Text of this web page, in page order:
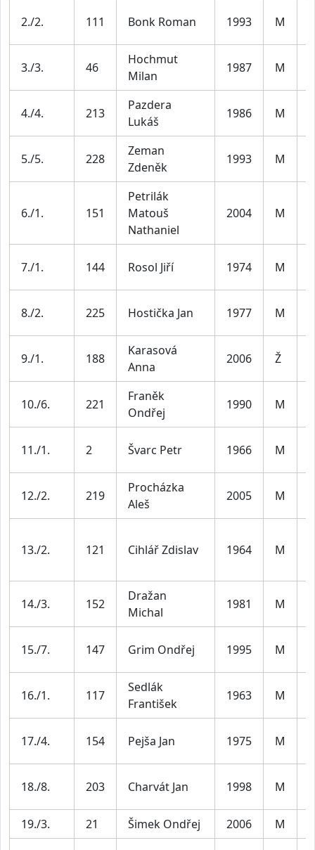
2./2. 111 Bonk Roman 1993 M
3./3. 46
Hochmut
Milan
1987 M
4./4. 213
Pazdera
Lukáš
1986 M
5./5. 228
Zeman
Zdeněk
1993 M
6./1. 151
Petrilák
Matouš
Nathaniel
2004 M
7./1. 144 Rosol Jiří 1974 M
8./2. 225 Hostička Jan 1977 M
9./1. 188
Karasová
Anna
2006 Ž
10./6. 221
Franěk
Ondřej
1990 M
11./1. 2 Švarc Petr 1966 M
12./2. 219
Procházka
Aleš
2005 M
13./2. 121 Cihlář Zdislav 1964 M
14./3. 152
Dražan
Michal
1981 M
15./7. 147 Grim Ondřej 1995 M
16./1. 117
Sedlák
František
1963 M
17./4. 154 Pejša Jan 1975 M
18./8. 203 Charvát Jan 1998 M
19./3.
21 Šimek Ondřej 2006 M